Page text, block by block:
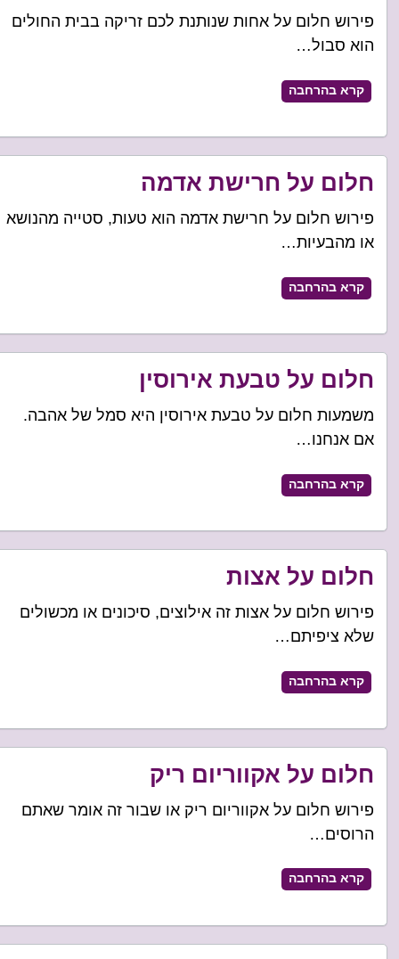
פירוש חלום על אחות שנותנת לכם זריקה בבית החולים
הוא סבול…
קרא בהרחבה
חלום על חרישת אדמה
פירוש חלום על חרישת אדמה הוא טעות, סטייה מהנושא
או מהבעיות…
קרא בהרחבה
חלום על טבעת אירוסין
משמעות חלום על טבעת אירוסין היא סמל של אהבה.
אם אנחנו…
קרא בהרחבה
חלום על אצות
פירוש חלום על אצות זה אילוצים, סיכונים או מכשולים
שלא ציפיתם…
קרא בהרחבה
חלום על אקווריום ריק
פירוש חלום על אקווריום ריק או שבור זה אומר שאתם
הרוסים…
קרא בהרחבה